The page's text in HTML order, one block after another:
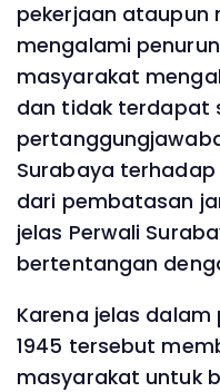
pekerjaan
mengalami
masyarakat
dan tidak terdapat
Surabaya
dari pembatasan
jelas Perwali
bertentangan
Karena jelas dalam
1945 tersebut
masyarakat untuk